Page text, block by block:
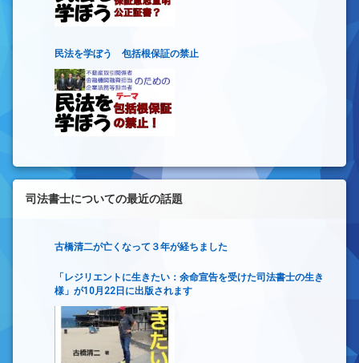
民法を学ぼう 包括根保証の禁止
司法書士についての最近の話題
古橋清二が亡くなって３年が経ちました
「レジリエントに生きたい：余命宣告を受けた司法書士の生き
様」が10月22日に出版されます